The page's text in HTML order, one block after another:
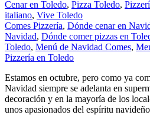
Cenar en Toledo, Pizza Toledo,
italiano, Vive Toledo
Comes Pizzería, Dónde cenar en
Navidad, Dónde comer pizzas en
Toledo, Menú de Navidad Comes,
Pizzería en Toledo
Estamos en octubre, pero como ya
Navidad siempre se adelanta en
decoración y en la mayoría de los
unos apasionados del espíritu